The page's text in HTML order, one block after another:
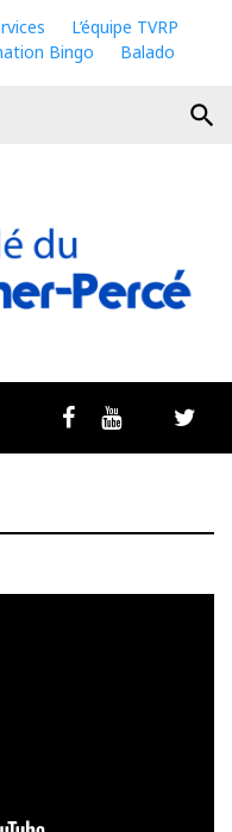
L’équipe TVRP
Bingo
Balado
search
FacebookYoutubeLivestream